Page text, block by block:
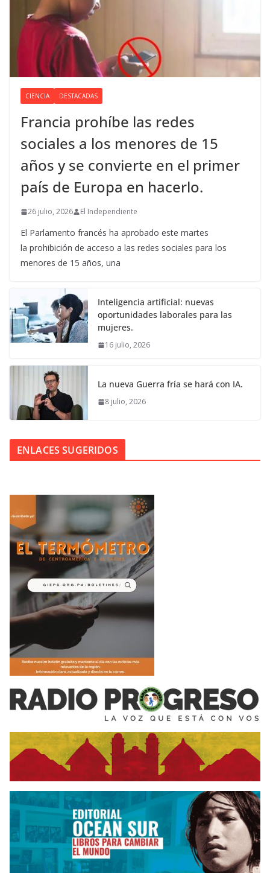
CIENCIA DESTACADAS
Francia prohíbe las redes
sociales a los menores de 15
años y se convierte en el primer
país de Europa en hacerlo.
26 julio, 2026 El Independiente
El Parlamento francés ha aprobado este martes
la prohibición de acceso a las redes sociales para los
menores de 15 años, una
Inteligencia artificial: nuevas
oportunidades laborales para las
mujeres.
16 julio, 2026
La nueva Guerra fría se hará con IA.
8 julio, 2026
ENLACES SUGERIDOS